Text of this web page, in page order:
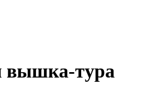
вышка-тура